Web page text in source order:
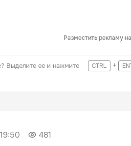
Разместить рекламу
Выделите ее и нажмите CTRL +
481